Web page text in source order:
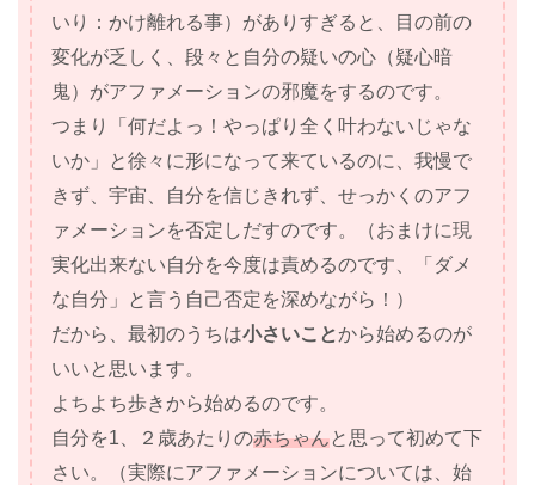
いり：かけ離れる事）がありすぎると、目の前の
変化が乏しく、段々と自分の疑いの心（疑心暗
鬼）がアファメーションの邪魔をするのです。
つまり「何だよっ！やっぱり全く叶わないじゃな
いか」と徐々に形になって来ているのに、我慢で
きず、宇宙、自分を信じきれず、せっかくのアフ
ァメーションを否定しだすのです。（おまけに現
実化出来ない自分を今度は責めるのです、「ダメ
な自分」と言う自己否定を深めながら！）
だから、最初のうちは小さいことから始めるのが
いいと思います。
よちよち歩きから始めるのです。
自分を1、２歳あたりの赤ちゃんと思って初めて下
さい。（実際にアファメーションについては、始